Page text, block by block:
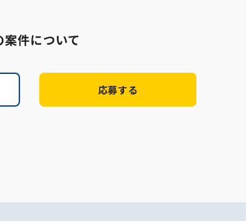
案件について
応募する